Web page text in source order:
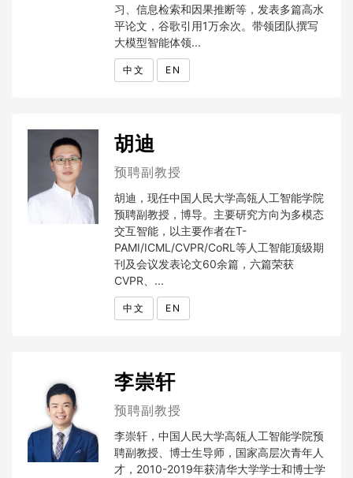
习、信息检索和因果推断等，发表多篇高水
平论文，谷歌引用1万余次。带领团队撰写
大模型智能体领...
中文 EN
胡迪
预聘副教授
胡迪，现任中国人民大学高瓴人工智能学院
预聘副教授，博导。主要研究方向为多模态
交互智能，以主要作者在T-
PAMI/ICML/CVPR/CoRL等人工智能顶级期
刊及会议发表论文60余篇，六篇荣获
CVPR、...
中文 EN
李崇轩
预聘副教授
李崇轩，中国人民大学高瓴人工智能学院预
聘副教授、博士生导师，国家高层次青年人
才，2010-2019年获清华大学学士和博士学